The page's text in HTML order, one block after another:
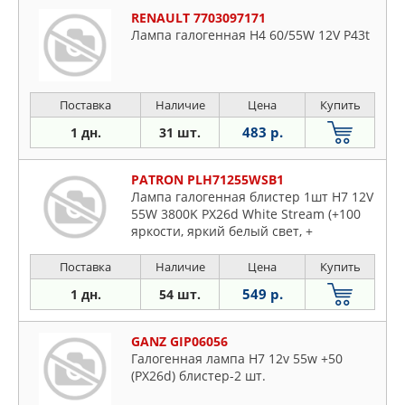
RENAULT 7703097171
Лампа галогенная H4 60/55W 12V P43t
Поставка Наличие Цена Купить
1 дн. 31 шт. 483 р.
PATRON PLH71255WSB1
Лампа галогенная блистер 1шт H7 12V
55W 3800K PX26d White Stream (+100
яркости, яркий белый свет, +
Поставка Наличие Цена Купить
1 дн. 54 шт. 549 р.
GANZ GIP06056
Галогенная лампа H7 12v 55w +50
(PX26d) блистер-2 шт.